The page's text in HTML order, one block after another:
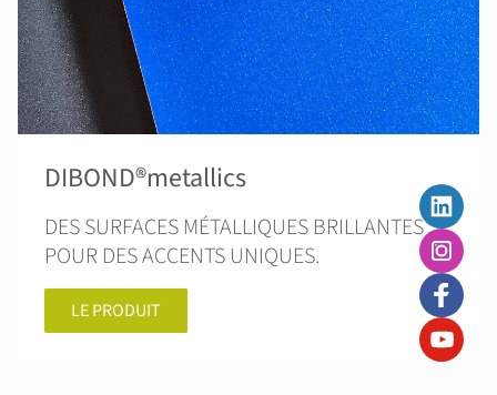
DIBOND®metallics
DES SURFACES MÉTALLIQUES BRILLANTES
POUR DES ACCENTS UNIQUES.
LE PRODUIT